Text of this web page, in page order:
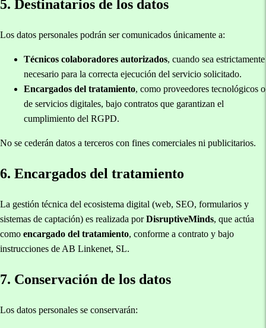
5. Destinatarios de los datos
Los datos personales podrán ser comunicados únicamente a:
Técnicos colaboradores autorizados, cuando sea estrictamente
necesario para la correcta ejecución del servicio solicitado.
Encargados del tratamiento, como proveedores tecnológicos o
de servicios digitales, bajo contratos que garantizan el
cumplimiento del RGPD.
No se cederán datos a terceros con fines comerciales ni publicitarios.
6. Encargados del tratamiento
La gestión técnica del ecosistema digital (web, SEO, formularios y
sistemas de captación) es realizada porDisruptiveMinds, que actúa
como encargado del tratamiento, conforme a contrato y bajo
instrucciones de AB Linkenet, SL.
7. Conservación de los datos
Los datos personales se conservarán: